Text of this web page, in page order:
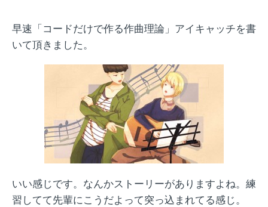
早速「コードだけで作る作曲理論」アイキャッチを書
いて頂きました。
いい感じです。なんかストーリーがありますよね。練
習してて先輩にこうだよって突っ込まれてる感じ。